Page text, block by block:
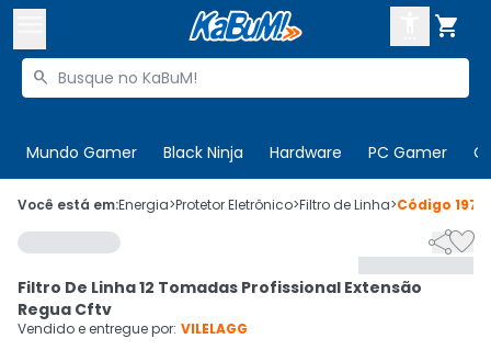

Buscar produtos

Mundo Gamer Black Ninja Hardware PC Gamer
 Olá. Acesse sua conta
 Departamentos
Cupons
CADASTRE-SE
Você está em:Energia>Protetor Eletrônico>Filtro de Linha>Código

Filtro De Linha 12 Tomadas Profissional Extensão
Regua Cftv
Vendido e entregue por: VILELAGG